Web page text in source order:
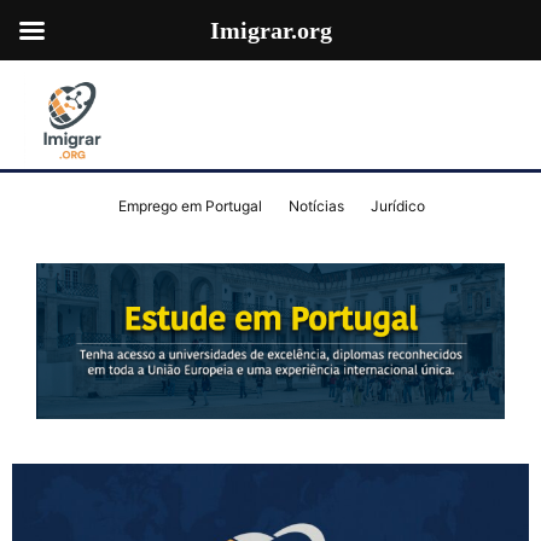
Emprego em Portugal Notícias Jurídico
Imigrar.org